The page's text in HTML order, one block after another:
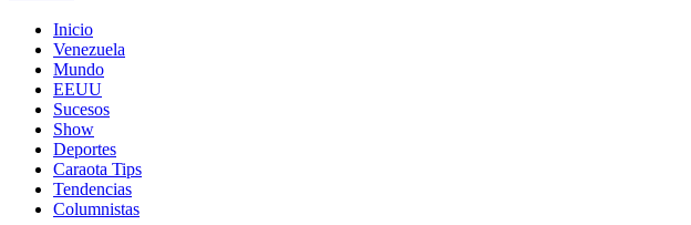
Inicio
Venezuela
Mundo
EEUU
Sucesos
Show
Deportes
Caraota Tips
Tendencias
Columnistas